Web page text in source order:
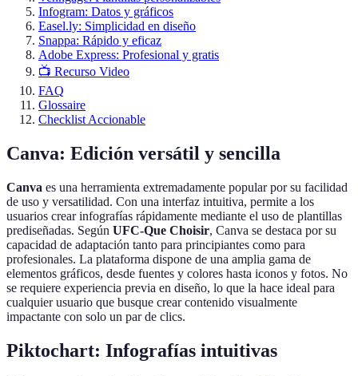
Infogram: Datos y gráficos
Easel.ly: Simplicidad en diseño
Snappa: Rápido y eficaz
Adobe Express: Profesional y gratis
📺 Recurso Video
FAQ
Glossaire
Checklist Accionable
Canva: Edición versátil y sencilla
Canva es una herramienta extremadamente popular por su facilidad
de uso y versatilidad. Con una interfaz intuitiva, permite a los
usuarios crear infografías rápidamente mediante el uso de plantillas
prediseñadas. Según UFC-Que Choisir, Canva se destaca por su
capacidad de adaptación tanto para principiantes como para
profesionales. La plataforma dispone de una amplia gama de
elementos gráficos, desde fuentes y colores hasta iconos y fotos. No
se requiere experiencia previa en diseño, lo que la hace ideal para
cualquier usuario que busque crear contenido visualmente
impactante con solo un par de clics.
Piktochart: Infografías intuitivas